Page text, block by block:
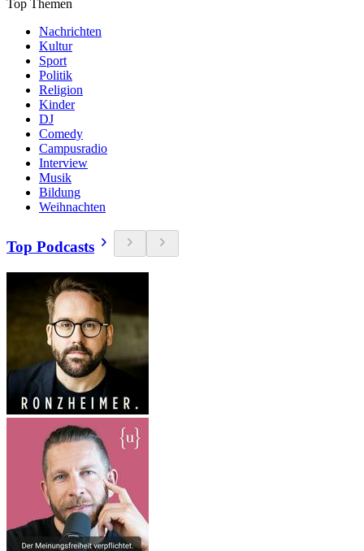
Top Themen
Nachrichten
Kultur
Sport
Politik
Religion
Kinder
DJ
Comedy
Campusradio
Interview
Musik
Bildung
Weihnachten
Top Podcasts